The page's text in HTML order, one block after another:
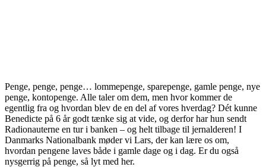
Penge, penge, penge… lommepenge, sparepenge, gamle penge, nye
penge, kontopenge. Alle taler om dem, men hvor kommer de
egentlig fra og hvordan blev de en del af vores hverdag? Dét kunne
Benedicte på 6 år godt tænke sig at vide, og derfor har hun sendt
Radionauterne en tur i banken – og helt tilbage til jernalderen! I
Danmarks Nationalbank møder vi Lars, der kan lære os om,
hvordan pengene laves både i gamle dage og i dag. Er du også
nysgerrig på penge, så lyt med her.